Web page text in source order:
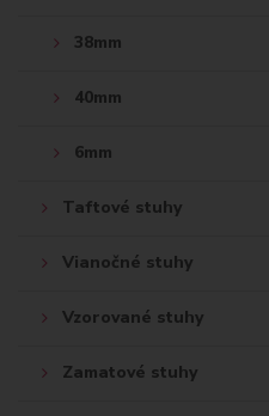
38mm
40mm
6mm
Taftové stuhy
Vianočné stuhy
Vzorované stuhy
Zamatové stuhy